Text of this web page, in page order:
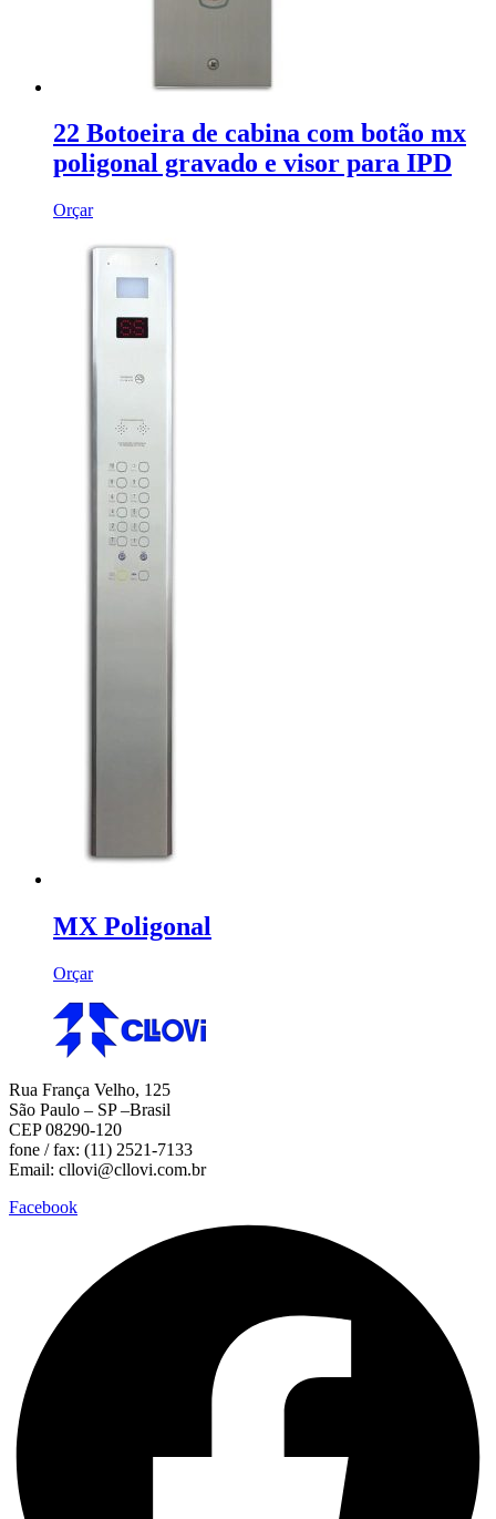
22 Botoeira de cabina com botão mx
poligonal gravado e visor para IPD
Orçar
MX Poligonal
Orçar
Rua França Velho, 125
São Paulo – SP –Brasil
CEP 08290-120
fone / fax: (11) 2521-7133
Email: cllovi@cllovi.com.br
Facebook